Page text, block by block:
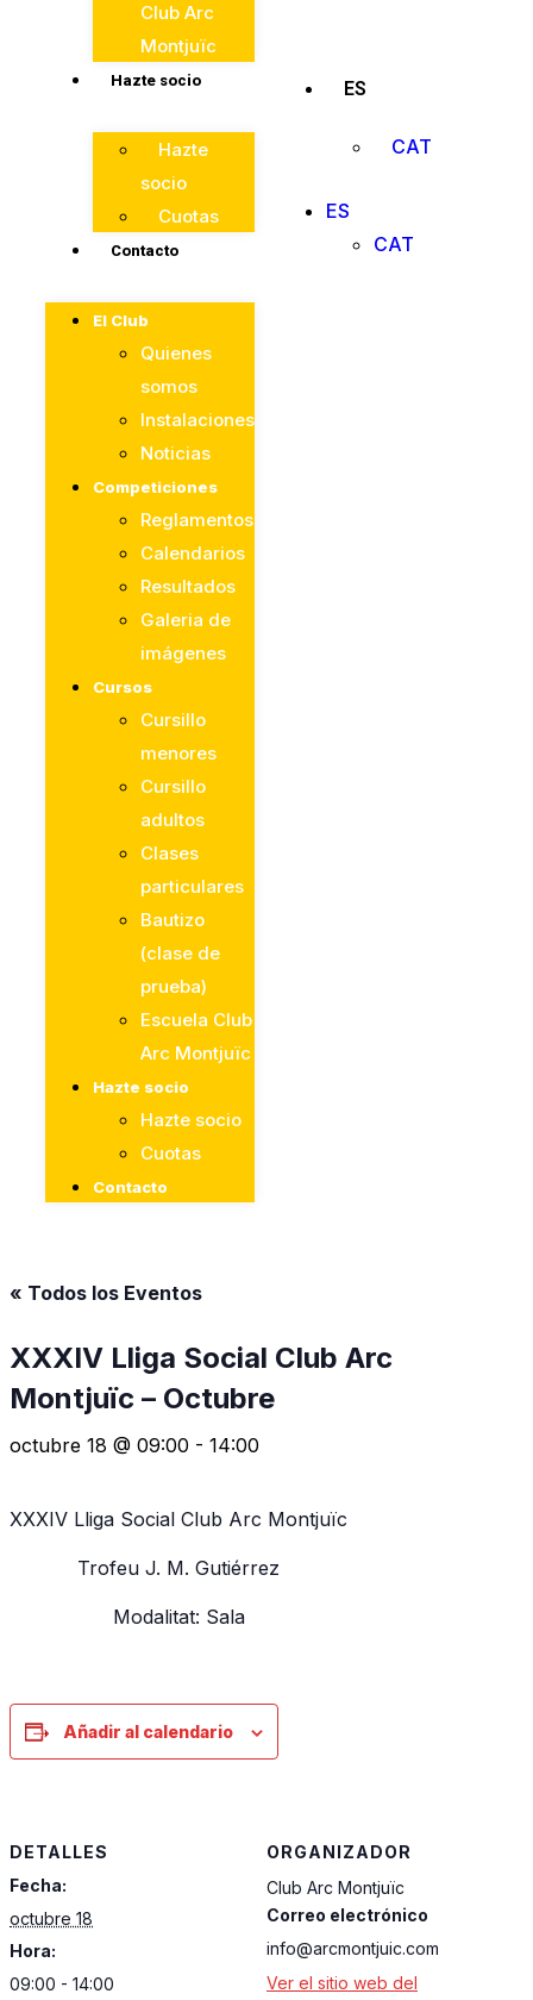
Club Arc
Montjuïc
Hazte socio
Hazte
socio
Cuotas
Contacto
El Club
Quienes
somos
Instalaciones
Noticias
Competiciones
Reglamentos
Calendarios
Resultados
Galeria de
imágenes
Cursos
Cursillo
menores
Cursillo
adultos
Clases
particulares
Bautizo
(clase de
prueba)
Escuela Club
Arc Montjuïc
Hazte socio
Hazte socio
Cuotas
Contacto
ES
CAT
ES
CAT
« Todos los Eventos
XXXIV Lliga Social Club Arc
Montjuïc – Octubre
octubre 18 @ 09:00 - 14:00
XXXIV Lliga Social Club Arc Montjuïc
Trofeu J. M. Gutiérrez
Modalitat: Sala
Añadir al calendario
DETALLES
Fecha:
octubre 18
Hora:
09:00 - 14:00
ORGANIZADOR
Club Arc Montjuïc
Correo electrónico
info@arcmontjuic.com
Ver el sitio web del